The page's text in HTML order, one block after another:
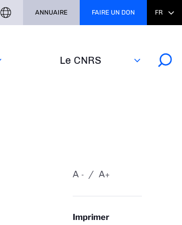
Le CNRS
ANNUAIRE FAIRE UN DON FR
-
A +
A
Imprimer